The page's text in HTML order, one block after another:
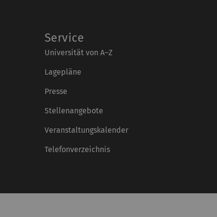
Service
Universität von A–Z
Lagepläne
Presse
Stellenangebote
Veranstaltungskalender
Telefonverzeichnis